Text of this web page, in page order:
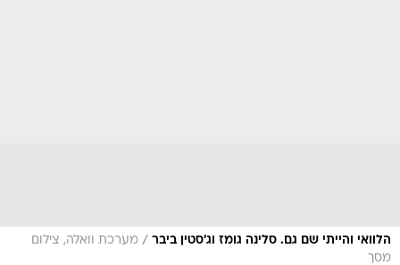
הלוואי והייתי שם גם. סלינה גומז וג'סטין ביבר / מערכת וואלה, צילום
מסך